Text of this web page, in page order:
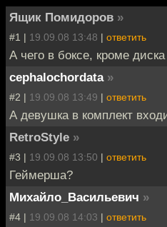
Ящик Помидоров »
#1 | 19.09.08 13:48 | ответить
А чего в боксе, кроме
cephalochordata »
#2 | 19.09.08 13:49 | ответить
А девушка в комплект
RetroStyle »
#3 | 19.09.08 13:50 | ответить
Геймерша?
Михайло_Васильевич »
#4 | 19.09.08 14:03 | ответить